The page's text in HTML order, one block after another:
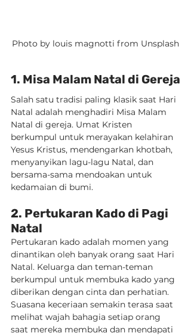
Photo by louis magnotti from Unsplash
1. Misa Malam Natal di Gereja
Salah satu tradisi paling klasik saat Hari
Natal adalah menghadiri Misa Malam
Natal di gereja. Umat Kristen
berkumpul untuk merayakan kelahiran
Yesus Kristus, mendengarkan khotbah,
menyanyikan lagu-lagu Natal, dan
bersama-sama mendoakan untuk
kedamaian di bumi.
2. Pertukaran Kado di Pagi
Natal
Pertukaran kado adalah momen yang
dinantikan oleh banyak orang saat Hari
Natal. Keluarga dan teman-teman
berkumpul untuk membuka kado yang
diberikan dengan cinta dan perhatian.
Suasana keceriaan semakin terasa saat
melihat wajah bahagia setiap orang
saat mereka membuka dan mendapati